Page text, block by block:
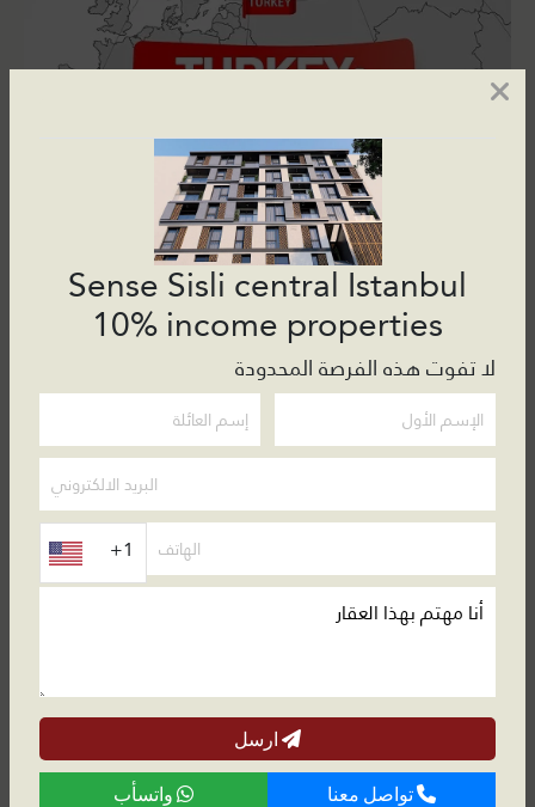
Sense Sisli central Istanbul
10% income properties
لا تفوت هذه الفرصة المحدودة
+1
تواصل معنا واتسأب